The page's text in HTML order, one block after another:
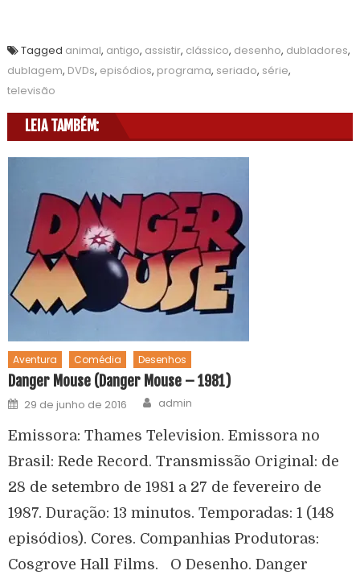
Tagged animal, antigo, assistir, clássico, desenho, dubladores,
dublagem, DVDs, episódios, programa, seriado, série,
televisão
LEIA TAMBÉM:
Aventura Comédia Desenhos
Danger Mouse (Danger Mouse – 1981)
29 de junho de 2016 admin
Emissora: Thames Television. Emissora no
Brasil: Rede Record. Transmissão Original: de
28 de setembro de 1981 a 27 de fevereiro de
1987. Duração: 13 minutos. Temporadas: 1 (148
episódios). Cores. Companhias Produtoras:
Cosgrove Hall Films. O Desenho. Danger